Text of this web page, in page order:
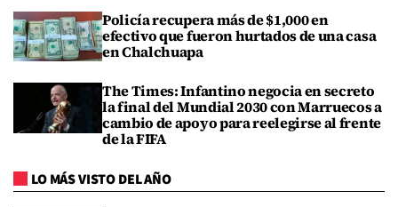
Policía recupera más de $1,000 en
efectivo que fueron hurtados de una casa
en Chalchuapa
The Times: Infantino negocia en secreto
la final del Mundial 2030 con Marruecos a
cambio de apoyo para reelegirse al frente
de la FIFA
LO MÁS VISTO DEL AÑO